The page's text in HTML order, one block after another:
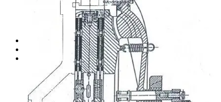
Fichtel & Sachs
Schottel
Twin Disc
Onderdelen
Besturingssystemen
Direct leverbaar
Alle producten